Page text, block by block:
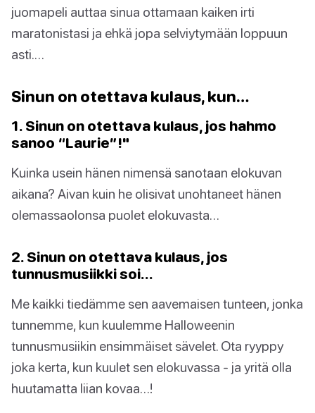
juomapeli auttaa sinua ottamaan kaiken irti
maratonistasi ja ehkä jopa selviytymään loppuun
asti.…
Sinun on otettava kulaus, kun…
1. Sinun on otettava kulaus, jos hahmo
sanoo “Laurie”!"
Kuinka usein hänen nimensä sanotaan elokuvan
aikana? Aivan kuin he olisivat unohtaneet hänen
olemassaolonsa puolet elokuvasta…
2. Sinun on otettava kulaus, jos
tunnusmusiikki soi…
Me kaikki tiedämme sen aavemaisen tunteen, jonka
tunnemme, kun kuulemme Halloweenin
tunnusmusiikin ensimmäiset sävelet. Ota ryyppy
joka kerta, kun kuulet sen elokuvassa - ja yritä olla
huutamatta liian kovaa…!